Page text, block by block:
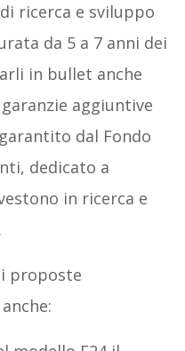
ricerca e sviluppo
da 5 a 7 anni dei
in bullet anche
aggiuntive
dal Fondo
dedicato a
in ricerca e
proposte